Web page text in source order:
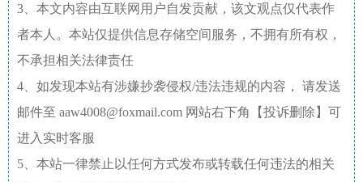
3、本文内容由互联网用户自发贡献，该文观点仅代表作
者本人。本站仅提供信息存储空间服务，不拥有所有权，
不承担相关法律责任
4、如发现本站有涉嫌抄袭侵权/违法违规的内容， 请发送
邮件至 aaw4008@foxmail.com 网站右下角【投诉删除】可
进入实时客服
5、本站一律禁止以任何方式发布或转载任何违法的相关